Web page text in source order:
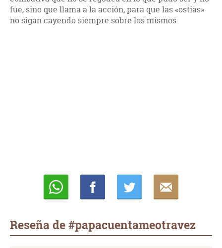
fue, sino que llama a la acción, para que las «ostias»
no sigan cayendo siempre sobre los mismos.
Reseña de #papacuentameotravez